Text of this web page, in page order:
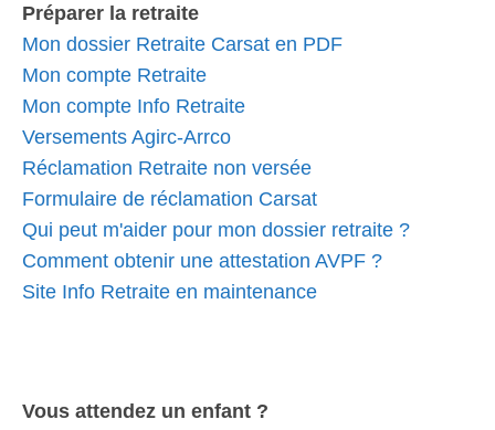
Préparer la retraite
Mon dossier Retraite Carsat en PDF
Mon compte Retraite
Mon compte Info Retraite
Versements Agirc-Arrco
Réclamation Retraite non versée
Formulaire de réclamation Carsat
Qui peut m'aider pour mon dossier retraite ?
Comment obtenir une attestation AVPF ?
Site Info Retraite en maintenance
Vous attendez un enfant ?